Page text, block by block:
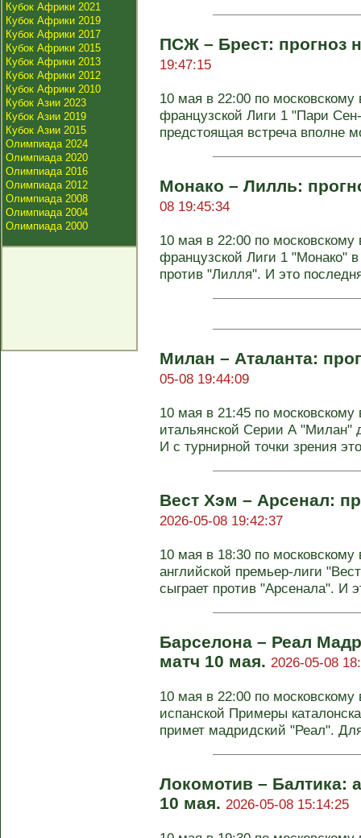
Кубок Африки 2021
Кубок Африки 2019
Кубок Африки 2017
Кубок Африки 2015
Кубок Африки 2013
Кубок Африки 2012
Кубок Африки 2010
Кубок Азии 2023
Кубок Азии 2019
Кубок Азии 2015
Олимпиада 2024
Олимпиада 2020
Олимпиада 2016
Олимпиада 2012
Олимпиада 2008
Олимпиада 2004
Олимпиада 2000
ПСЖ – Брест: прогноз
19:47:15
10 мая в 22:00 по московскому
французской Лиги 1 "Пари
предстоящая встреча вполне
Монако – Лилль:
08 19:45:34
10 мая в 22:00 по московскому
французской Лиги 1 "Монако"
против "Лилля". И это
Милан – Аталанта:
05-08 19:44:09
10 мая в 21:45 по московскому
итальянской Серии А "Милан"
И с турнирной точки зрения
Вест Хэм – Арсенал:
2026-05-08 19:42:37
10 мая в 18:30 по московскому
английской премьер-лиги
сыграет против "Арсенала". И
Барселона – Реал
матч 10 мая. 2026-05-08
10 мая в 22:00 по московскому
испанской Примеры
примет мадридский "Реал".
Локомотив – Балтика:
10 мая. 2026-05-08 15:14:25